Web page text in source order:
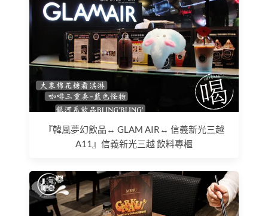
『韓風夢幻飲品↔ GLAM AIR↔ 信義新光三越
A11』信義新光三越 飲料專櫃